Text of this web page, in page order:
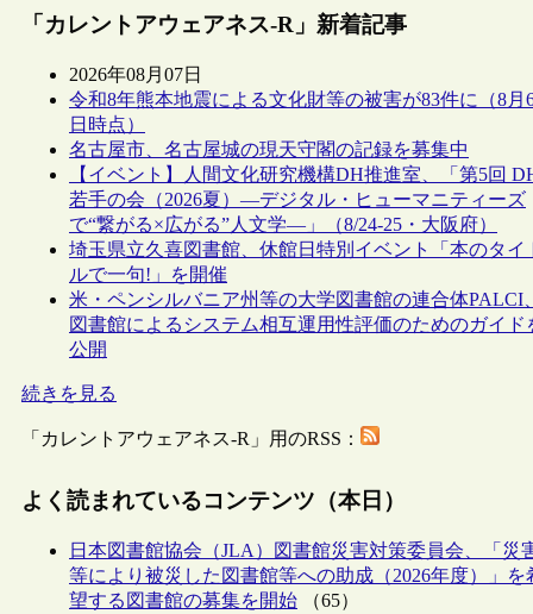
「カレントアウェアネス-R」新着記事
2026年08月07日
令和8年熊本地震による文化財等の被害が83件に（8月
日時点）
名古屋市、名古屋城の現天守閣の記録を募集中
【イベント】人間文化研究機構DH推進室、「第5回
若手の会（2026夏）―デジタル・ヒューマニティーズ
で“繋がる×広がる”人文学―」（8/24-25・大阪府）
埼玉県立久喜図書館、休館日特別イベント「本のタイ
ルで一句!」を開催
米・ペンシルバニア州等の大学図書館の連合体PALCI、
図書館によるシステム相互運用性評価のためのガイド
公開
続きを見る
「カレントアウェアネス-R」用のRSS：
よく読まれているコンテンツ（本日）
日本図書館協会（JLA）図書館災害対策委員会、「災
等により被災した図書館等への助成（2026年度）」を
望する図書館の募集を開始 （65）